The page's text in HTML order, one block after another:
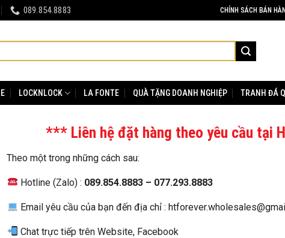
089.854.8883 CHÍNH SÁCH BÁN
LOCKNLOCK LA FONTE QUÀ TẶNG DOANH NGHIỆP TRANH ĐÁ
*** Liên hệ đặt hàng theo yêu cầu tại
Theo một trong những cách sau:
Hotline (Zalo) : 089.854.8883 – 077.293.8883
Email yêu cầu của bạn đến địa chỉ :
Chat trực tiếp trên Website, Facebook